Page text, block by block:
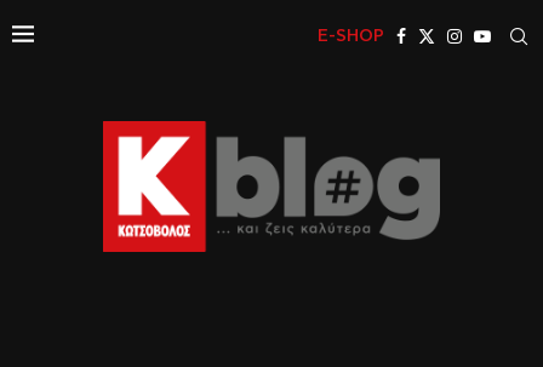
E-SHOP